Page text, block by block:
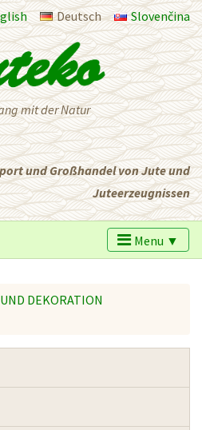
Deutsch Slovenčina
mit der Natur
und Großhandel von Jute und
Juteerzeugnissen
Menu ▼
DEKORATION